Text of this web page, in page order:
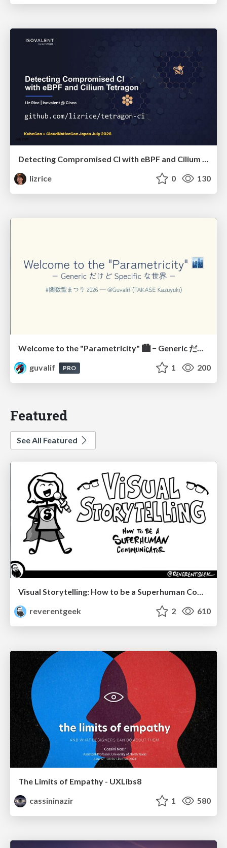
lizrice
0 130
Welcome to the "Parametricity" 🏙️ − Generic だけど Specific な世界 −
guvalif
PRO 1 200
Featured
See All Featured
Visual Storytelling: How to be a Superhuman Communicator
reverentgeek
2 610
The Limits of Empathy - UXLibs8
cassininazir
1 580